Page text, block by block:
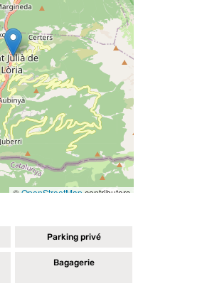
Parking privé
Bagagerie